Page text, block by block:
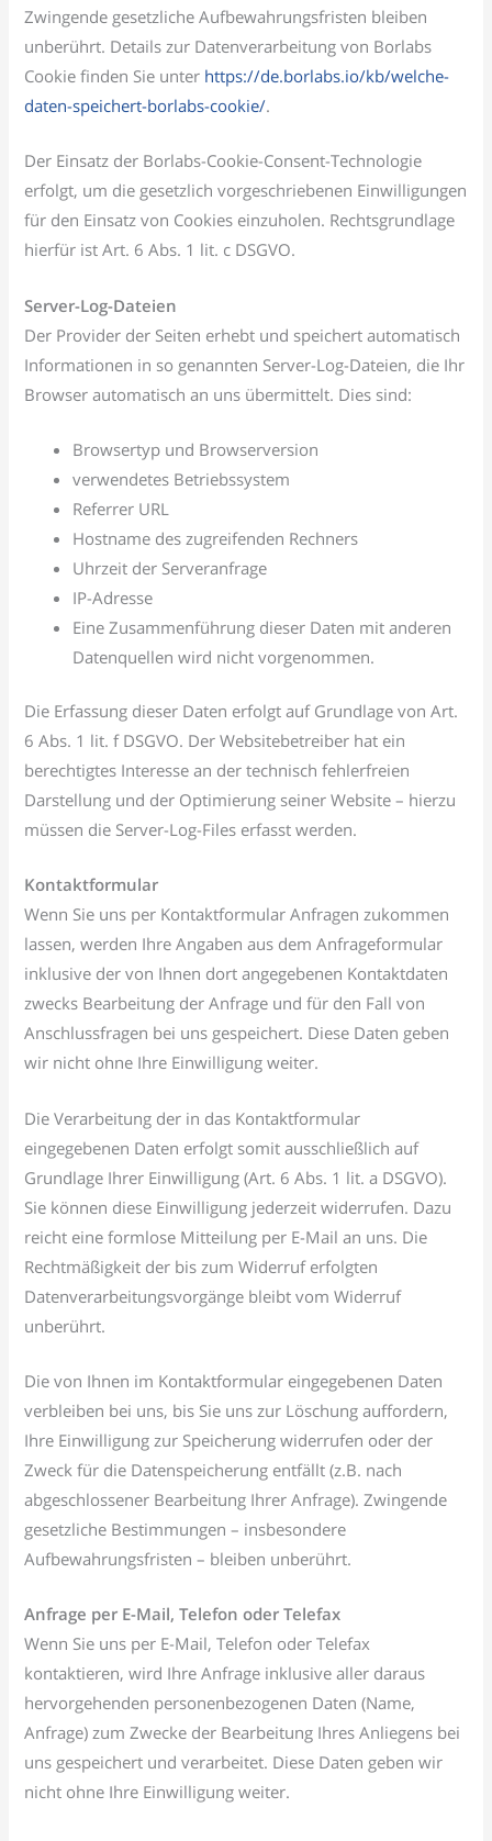
Zwingende gesetzliche Aufbewahrungsfristen bleiben
unberührt. Details zur Datenverarbeitung von Borlabs
Cookie finden Sie unter https://de.borlabs.io/kb/welche-
daten-speichert-borlabs-cookie/.
Der Einsatz der Borlabs-Cookie-Consent-Technologie
erfolgt, um die gesetzlich vorgeschriebenen Einwilligungen
für den Einsatz von Cookies einzuholen. Rechtsgrundlage
hierfür ist Art. 6 Abs. 1 lit. c DSGVO.
Server-Log-Dateien
Der Provider der Seiten erhebt und speichert automatisch
Informationen in so genannten Server-Log-Dateien, die Ihr
Browser automatisch an uns übermittelt. Dies sind:
Browsertyp und Browserversion
verwendetes Betriebssystem
Referrer URL
Hostname des zugreifenden Rechners
Uhrzeit der Serveranfrage
IP-Adresse
Eine Zusammenführung dieser Daten mit anderen
Datenquellen wird nicht vorgenommen.
Die Erfassung dieser Daten erfolgt auf Grundlage von Art.
6 Abs. 1 lit. f DSGVO. Der Websitebetreiber hat ein
berechtigtes Interesse an der technisch fehlerfreien
Darstellung und der Optimierung seiner Website – hierzu
müssen die Server-Log-Files erfasst werden.
Kontaktformular
Wenn Sie uns per Kontaktformular Anfragen zukommen
lassen, werden Ihre Angaben aus dem Anfrageformular
inklusive der von Ihnen dort angegebenen Kontaktdaten
zwecks Bearbeitung der Anfrage und für den Fall von
Anschlussfragen bei uns gespeichert. Diese Daten geben
wir nicht ohne Ihre Einwilligung weiter.
Die Verarbeitung der in das Kontaktformular
eingegebenen Daten erfolgt somit ausschließlich auf
Grundlage Ihrer Einwilligung (Art. 6 Abs. 1 lit. a DSGVO).
Sie können diese Einwilligung jederzeit widerrufen. Dazu
reicht eine formlose Mitteilung per E-Mail an uns. Die
Rechtmäßigkeit der bis zum Widerruf erfolgten
Datenverarbeitungsvorgänge bleibt vom Widerruf
unberührt.
Die von Ihnen im Kontaktformular eingegebenen Daten
verbleiben bei uns, bis Sie uns zur Löschung auffordern,
Ihre Einwilligung zur Speicherung widerrufen oder der
Zweck für die Datenspeicherung entfällt (z.B. nach
abgeschlossener Bearbeitung Ihrer Anfrage). Zwingende
gesetzliche Bestimmungen – insbesondere
Aufbewahrungsfristen – bleiben unberührt.
Anfrage per E-Mail, Telefon oder Telefax
Wenn Sie uns per E-Mail, Telefon oder Telefax
kontaktieren, wird Ihre Anfrage inklusive aller daraus
hervorgehenden personenbezogenen Daten (Name,
Anfrage) zum Zwecke der Bearbeitung Ihres Anliegens bei
uns gespeichert und verarbeitet. Diese Daten geben wir
nicht ohne Ihre Einwilligung weiter.